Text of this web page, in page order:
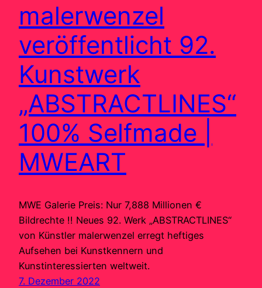
malerwenzel
veröffentlicht 92.
Kunstwerk
„ABSTRACTLINES“
100% Selfmade |
MWEART
MWE Galerie Preis: Nur 7,888 Millionen €
Bildrechte !! Neues 92. Werk „ABSTRACTLINES“
von Künstler malerwenzel erregt heftiges
Aufsehen bei Kunstkennern und
Kunstinteressierten weltweit.
7. Dezember 2022